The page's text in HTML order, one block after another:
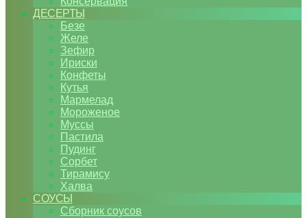
ДЕСЕРТЫ
Безе
Желе
Зефир
Ириски
Конфеты
Кутья
Мармелад
Мороженое
Муссы
Пастила
Пудинг
Сорбет
Тирамису
Халва
СОУСЫ
Сборник соусов